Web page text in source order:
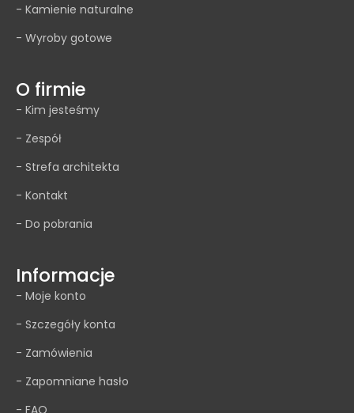
- Kamienie naturalne
- Wyroby gotowe
O firmie
- Kim jesteśmy
- Zespół
- Strefa architekta
- Kontakt
- Do pobrania
Informacje
- Moje konto
- Szczegóły konta
- Zamówienia
- Zapomniane hasło
- FAQ